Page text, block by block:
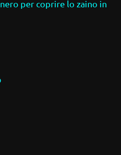
per coprire lo zaino in